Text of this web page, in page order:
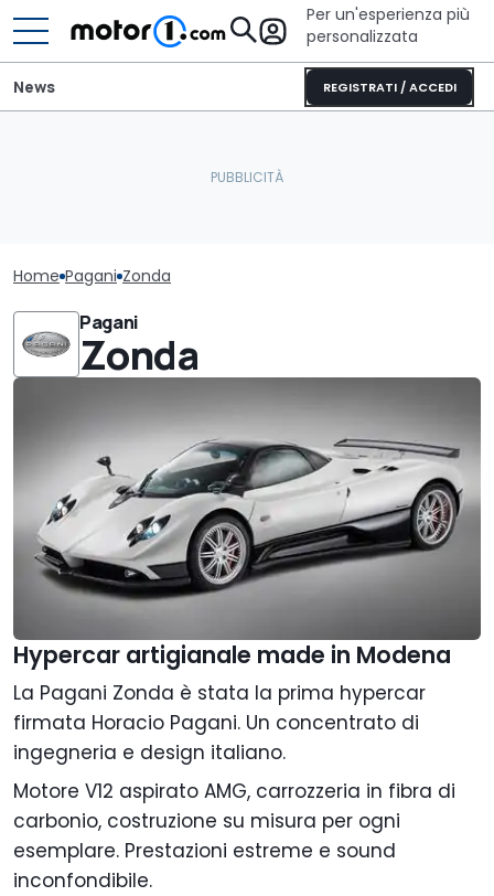
Per un'esperienza più
personalizzata
REGISTRATI / ACCEDI
News
Home Pagani Zonda
Pagani
Zonda
Hypercar artigianale made in Modena
La Pagani Zonda è stata la prima hypercar
firmata Horacio Pagani. Un concentrato di
ingegneria e design italiano.
Motore V12 aspirato AMG, carrozzeria in fibra di
carbonio, costruzione su misura per ogni
esemplare. Prestazioni estreme e sound
inconfondibile.